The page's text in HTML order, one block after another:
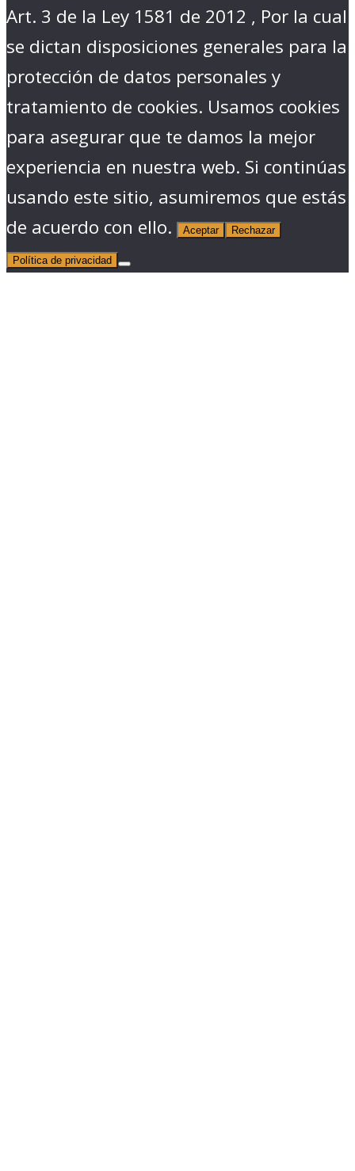
Art. 3 de la Ley 1581 de 2012 , Por la cual
se dictan disposiciones generales para la
protección de datos personales y
tratamiento de cookies. Usamos cookies
para asegurar que te damos la mejor
experiencia en nuestra web. Si continúas
usando este sitio, asumiremos que estás
de acuerdo con ello.
Aceptar Rechazar
Política de privacidad